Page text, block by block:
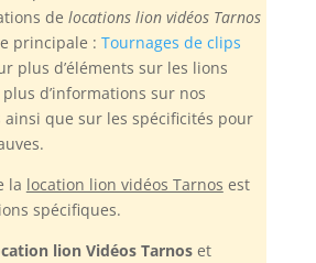
de locations lion vidéos Tarnos
principale : Tournages de clips
plus d’éléments sur les lions
d’informations sur nos
que sur les spécificités pour
la location lion vidéos Tarnos est
spécifiques.
lion Vidéos Tarnoset